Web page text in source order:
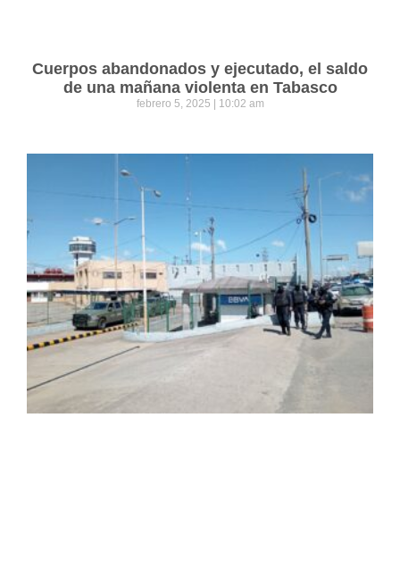
Cuerpos abandonados y ejecutado, el saldo
de una mañana violenta en Tabasco
febrero 5, 2025 10:02 am